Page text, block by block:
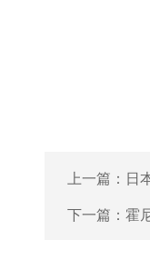
上一篇： 日
下一篇： 霍